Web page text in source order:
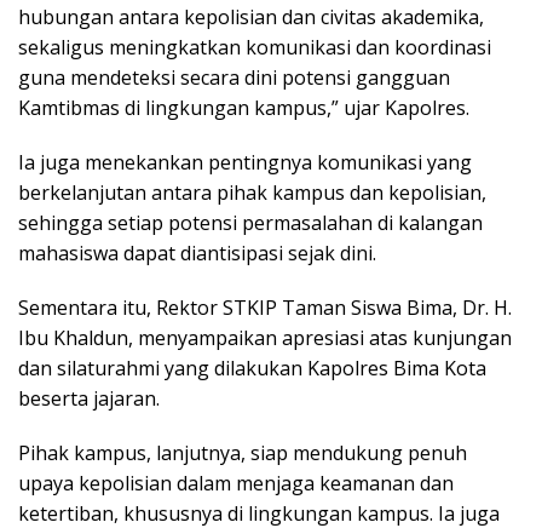
hubungan antara kepolisian dan civitas akademika,
sekaligus meningkatkan komunikasi dan koordinasi
guna mendeteksi secara dini potensi gangguan
Kamtibmas di lingkungan kampus,” ujar Kapolres.
Ia juga menekankan pentingnya komunikasi yang
berkelanjutan antara pihak kampus dan kepolisian,
sehingga setiap potensi permasalahan di kalangan
mahasiswa dapat diantisipasi sejak dini.
Sementara itu, Rektor STKIP Taman Siswa Bima, Dr. H.
Ibu Khaldun, menyampaikan apresiasi atas kunjungan
dan silaturahmi yang dilakukan Kapolres Bima Kota
beserta jajaran.
Pihak kampus, lanjutnya, siap mendukung penuh
upaya kepolisian dalam menjaga keamanan dan
ketertiban, khususnya di lingkungan kampus. Ia juga